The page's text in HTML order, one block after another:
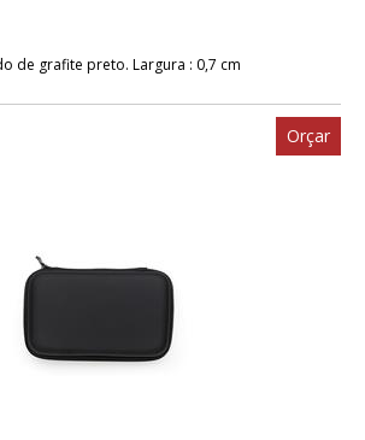
de grafite preto. Largura : 0,7 cm
Orçar